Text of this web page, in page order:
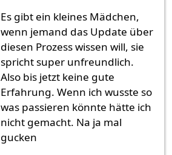
Es gibt ein kleines Mädchen,
wenn jemand das Update über
diesen Prozess wissen will, sie
spricht super unfreundlich.
Also bis jetzt keine gute
Erfahrung. Wenn ich wusste so
was passieren könnte hätte ich
nicht gemacht. Na ja mal
gucken